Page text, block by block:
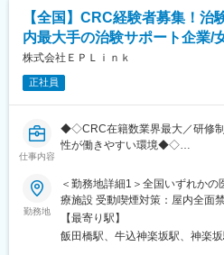
るため、お互いにフォローし合
付いています。
【充実の教育と豊富なキャリア
・充実の研修制度：CRC社内認
ベルに応じ、実務レベル、マネ
ベルといった社内認定制度があ
にあたることが可能です。
・豊富なキャリアパス：社員に
リアへの挑戦をサポートしてい
も、一度に同じ施設内の別の疾
定の疾患領域の専門的な経験を
た、グループの垣根を超えCRC
ンジにとどまらず、先端医療の
こえ新たなキャリアにチャレン
【全国】CRC経験者募集！治
内最大手の治験サポート企業/
株式会社ＥＰＬｉｎｋ
正社員
仕事内容
◆◇CRC在籍数業界最大／研修
性が働きやすい環境◆◇
て就業頂きます！
■担当業務：治験が行われている
的判断や医療行為を伴わない治
・治験に参加する患者（被験者
勤務地
＜勤務地詳細1＞全国いずれか
療施設 受動喫煙対策：屋内全面
東京都新宿区筑土八幡町2-1 勤
／飯田橋駅受動喫煙対策：屋内
【最寄り駅】
飯田橋駅、牛込神楽坂駅、神楽